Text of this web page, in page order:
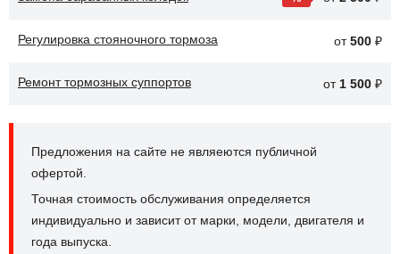
Регулировка стояночного тормоза от500 ₽
Ремонт тормозных суппортов от 1 500 ₽
Предложения на сайте не являеются публичной
офертой.
Точная стоимость обслуживания определяется
индивидуально и зависит от марки, модели, двигателя и
года выпуска.